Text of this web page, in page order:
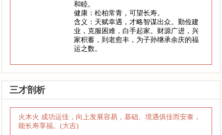
和睦。
健康：松柏常青，可望长寿。
含义：天赋幸遇，才略智谋出众。勤俭建
业，克服困难，白手起家。财源广进，兴
家积蓄，到老愈丰，为子孙继承余庆的福
运之数。
三才剖析
火木火 成功运佳，向上发展容易，基础、境遇俱佳而安泰，
能长寿享福。(大吉)